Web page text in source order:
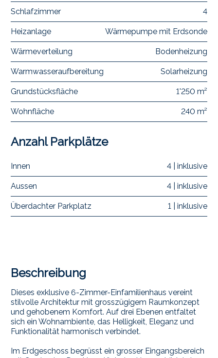
Beschreibung
Dieses exklusive 6-Zimmer-Einfamilienhaus vereint
stilvolle Architektur mit grosszügigem Raumkonzept
und gehobenem Komfort. Auf drei Ebenen entfaltet
sich ein Wohnambiente, das Helligkeit, Eleganz und
Funktionalität harmonisch verbindet.
Im Erdgeschoss begrüsst ein grosser Eingangsbereich
Schlafzimmer 4
Heizanlage Wärmepumpe mit Erdsonde
Wärmeverteilung Bodenheizung
Warmwasseraufbereitung Solarheizung
Grundstücksfläche 1'250 m²
Wohnfläche 240 m²
Anzahl Parkplätze
Innen 4 | inklusive
Aussen 4 | inklusive
Überdachter Parkplatz 1 | inklusive